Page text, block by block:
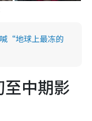
“地球上最冻的
中期影